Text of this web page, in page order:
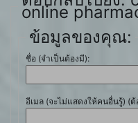
online
ข้อมูลของคุณ:
ชื่อ (จำเป็นต้องมี):
อีเมล (จะไม่แสดงให้คนอื่นรู้) (ต้